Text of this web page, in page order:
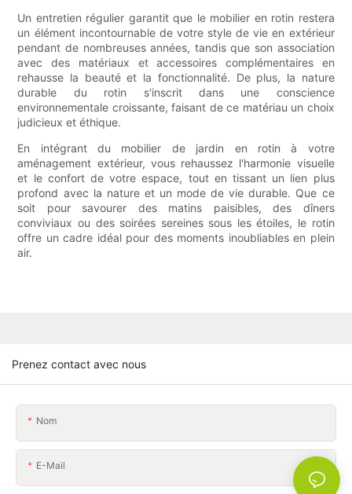
Un entretien régulier garantit que le mobilier en rotin restera
un élément incontournable de votre style de vie en extérieur
pendant de nombreuses années, tandis que son association
avec des matériaux et accessoires complémentaires en
rehausse la beauté et la fonctionnalité. De plus, la nature
durable du rotin s'inscrit dans une conscience
environnementale croissante, faisant de ce matériau un choix
judicieux et éthique.
En intégrant du mobilier de jardin en rotin à votre
aménagement extérieur, vous rehaussez l'harmonie visuelle
et le confort de votre espace, tout en tissant un lien plus
profond avec la nature et un mode de vie durable. Que ce
soit pour savourer des matins paisibles, des dîners
conviviaux ou des soirées sereines sous les étoiles, le rotin
offre un cadre idéal pour des moments inoubliables en plein
air.
Prenez contact avec nous
Nom
E-Mail